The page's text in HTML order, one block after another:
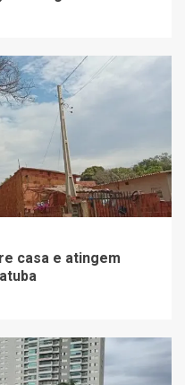
casa e atingem